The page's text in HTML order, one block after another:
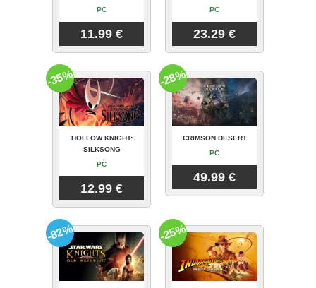
PC
11.99 €
PC
23.29 €
HOLLOW KNIGHT:
SILKSONG
PC
12.99 €
-35%
CRIMSON DESERT
PC
49.99 €
-28%
-82% -25%